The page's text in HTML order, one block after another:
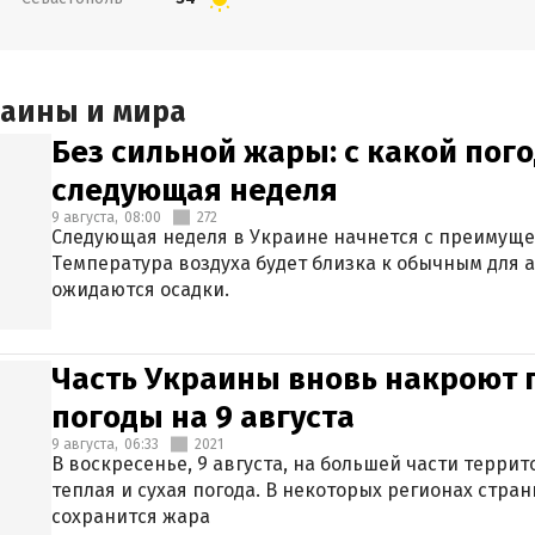
и мира
Без сильной жары: с какой
следующая неделя
9 августа, 08:00 272
Следующая неделя в Украине начнется с
Температура воздуха будет близка к обычным для
ожидаются осадки.
Часть Украины вновь накроют
погоды на 9 августа
9 августа, 06:33 2021
В воскресенье, 9 августа, на большей части
теплая и сухая погода. В некоторых регионах
сохранится жара